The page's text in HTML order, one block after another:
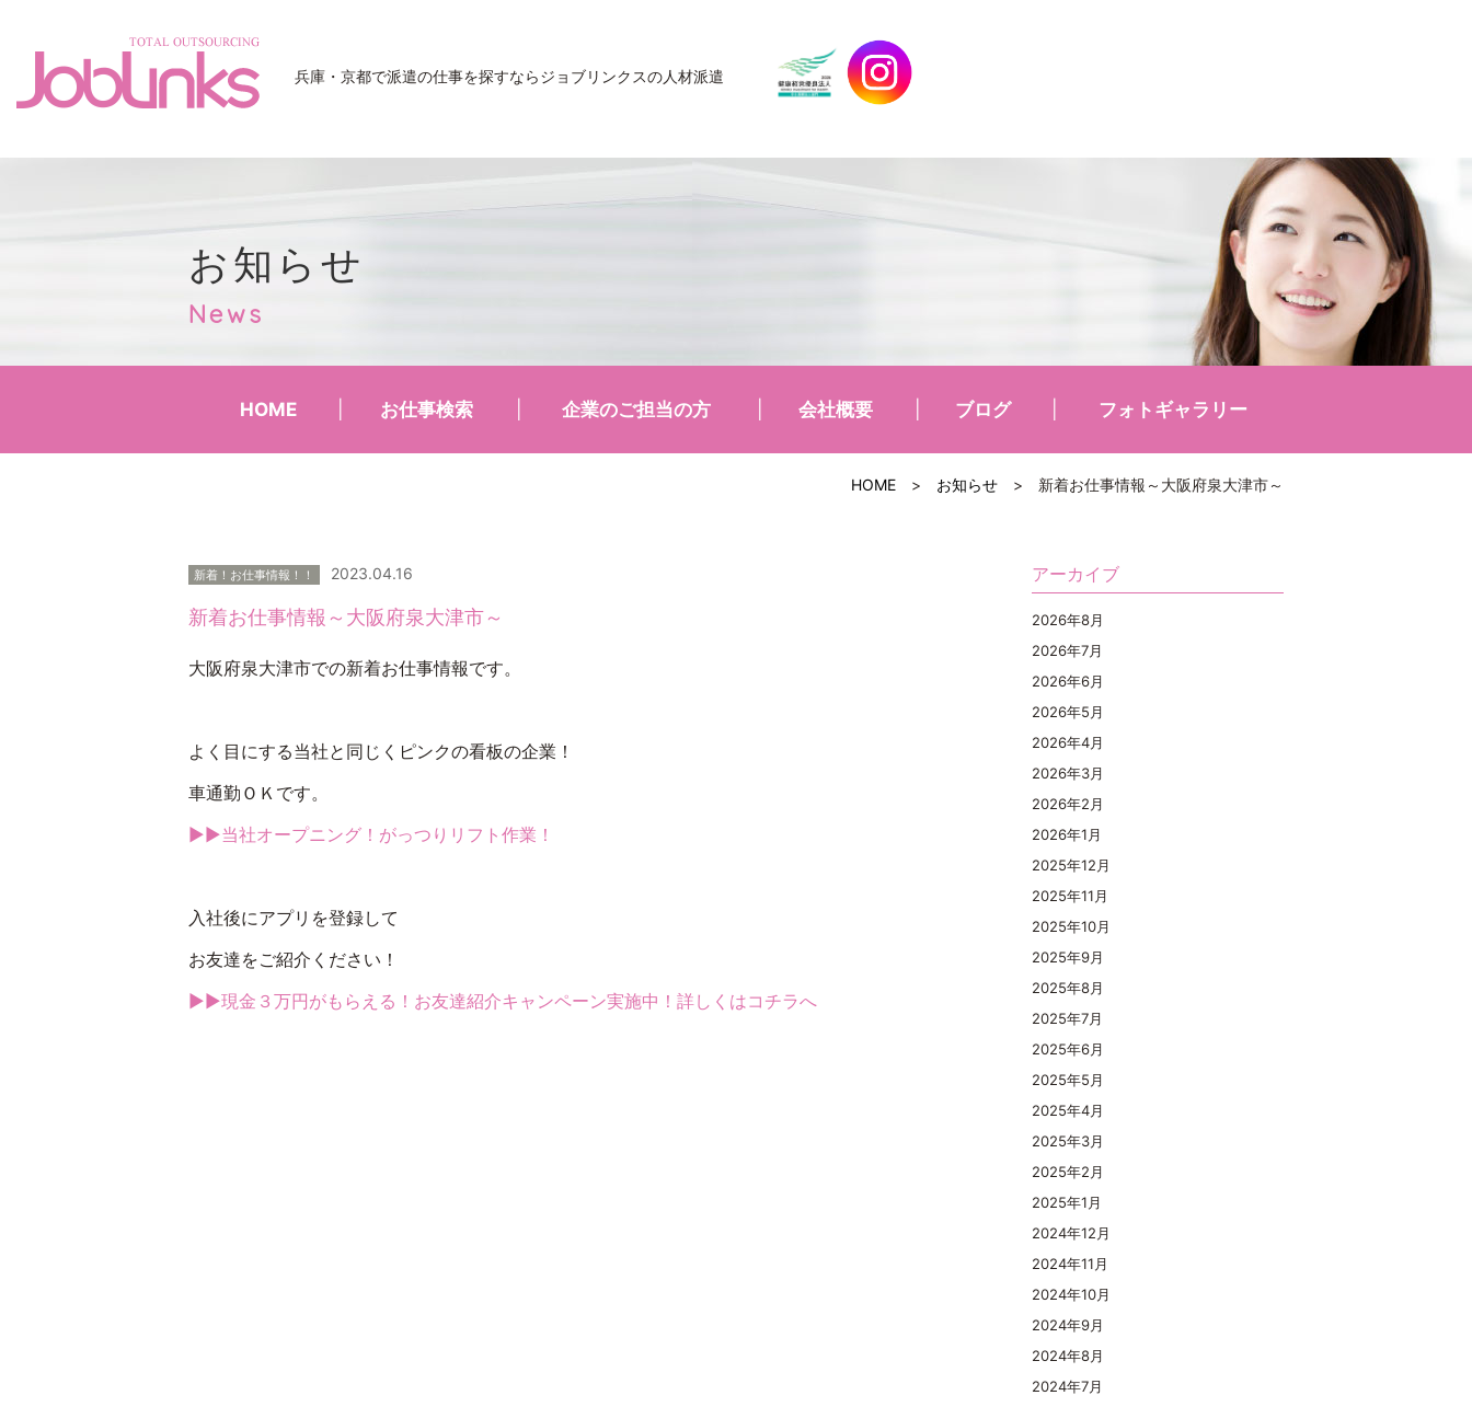
兵庫・京都で派遣の仕事を探すならジョブリンクスの人材派遣
お知らせ
News
HOME お仕事検索 企業のご担当の方 会社概要 ブログ フォトギャラリー
HOME > お知らせ > 新着お仕事情報～大阪府泉大津市～
新着！お仕事情報！！ 2023.04.16
新着お仕事情報～大阪府泉大津市～
大阪府泉大津市での新着お仕事情報です。
よく目にする当社と同じくピンクの看板の企業！
車通勤ＯＫです。
▶▶当社オープニング！がっつりリフト作業！
入社後にアプリを登録して
お友達をご紹介ください！
▶▶現金３万円がもらえる！お友達紹介キャンペーン実施中！詳しくはコチラへ
アーカイブ
2026年8月
2026年7月
2026年6月
2026年5月
2026年4月
2026年3月
2026年2月
2026年1月
2025年12月
2025年11月
2025年10月
2025年9月
2025年8月
2025年7月
2025年6月
2025年5月
2025年4月
2025年3月
2025年2月
2025年1月
2024年12月
2024年11月
2024年10月
2024年9月
2024年8月
2024年7月